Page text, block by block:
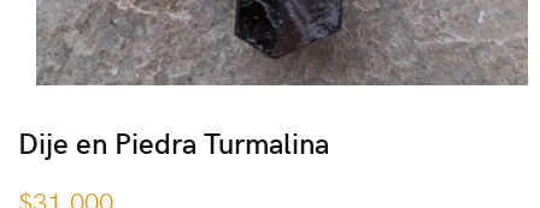
Dije en Piedra Turmalina